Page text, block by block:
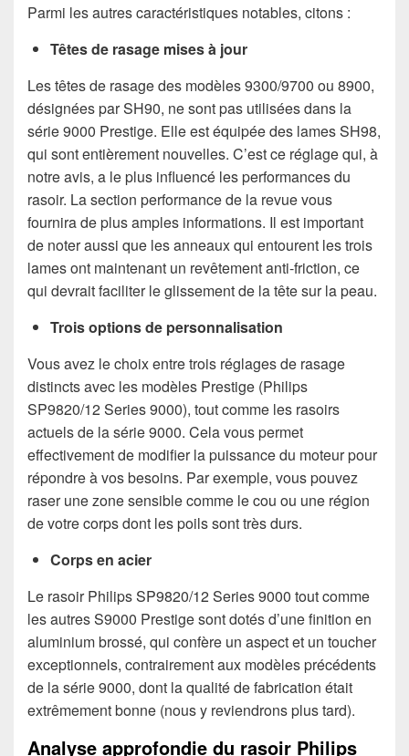
Parmi les autres caractéristiques notables, citons :
Têtes de rasage mises à jour
Les têtes de rasage des modèles 9300/9700 ou 8900,
désignées par SH90, ne sont pas utilisées dans la
série 9000 Prestige. Elle est équipée des lames SH98,
qui sont entièrement nouvelles. C’est ce réglage qui, à
notre avis, a le plus influencé les performances du
rasoir. La section performance de la revue vous
fournira de plus amples informations. Il est important
de noter aussi que les anneaux qui entourent les trois
lames ont maintenant un revêtement anti-friction, ce
qui devrait faciliter le glissement de la tête sur la peau.
Trois options de personnalisation
Vous avez le choix entre trois réglages de rasage
distincts avec les modèles Prestige (Philips
SP9820/12 Series 9000), tout comme les rasoirs
actuels de la série 9000. Cela vous permet
effectivement de modifier la puissance du moteur pour
répondre à vos besoins. Par exemple, vous pouvez
raser une zone sensible comme le cou ou une région
de votre corps dont les poils sont très durs.
Corps en acier
Le rasoir Philips SP9820/12 Series 9000 tout comme
les autres S9000 Prestige sont dotés d’une finition en
aluminium brossé, qui confère un aspect et un toucher
exceptionnels, contrairement aux modèles précédents
de la série 9000, dont la qualité de fabrication était
extrêmement bonne (nous y reviendrons plus tard).
Analyse approfondie du rasoir Philips